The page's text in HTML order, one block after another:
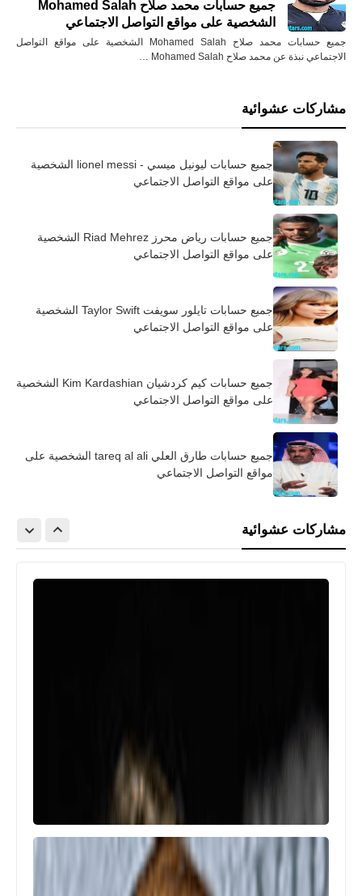
جميع حسابات محمد صلاح Mohamed Salah
الشخصية على مواقع التواصل الاجتماعي
جميع حسابات محمد صلاح Mohamed Salah الشخصية على مواقع التواصل
الاجتماعي نبذة عن محمد صلاح Mohamed Salah …
مشاركات عشوائية
جميع حسابات ليونيل ميسي - lionel messi الشخصية
على مواقع التواصل الاجتماعي
جميع حسابات رياض محرز Riad Mehrez الشخصية
على مواقع التواصل الاجتماعي
جميع حسابات تايلور سويفت Taylor Swift الشخصية
على مواقع التواصل الاجتماعي
جميع حسابات كيم كردشيان Kim Kardashian الشخصية
على مواقع التواصل الاجتماعي
جميع حسابات طارق العلي tareq al ali الشخصية على
مواقع التواصل الاجتماعي
مشاركات عشوائية